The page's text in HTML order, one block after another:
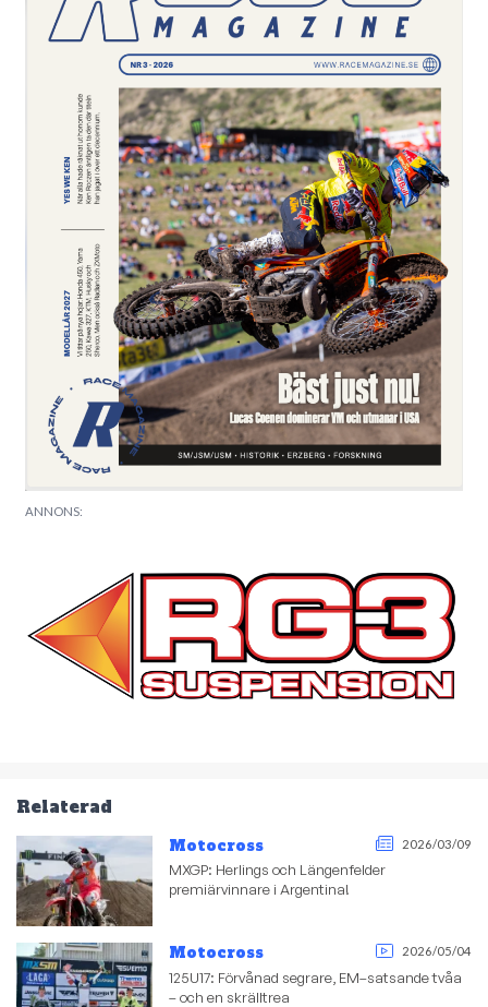
ANNONS:
Relaterad
Motocross 2026/03/09
MXGP: Herlings och Längenfelder
premiärvinnare i Argentina!
Motocross 2026/05/04
125U17: Förvånad segrare, EM–satsande tvåa
– och en skrälltrea